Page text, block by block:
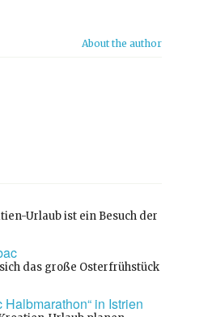
About the author
Urlaub ist ein Besuch der
das große Osterfrühstück
in Istrien